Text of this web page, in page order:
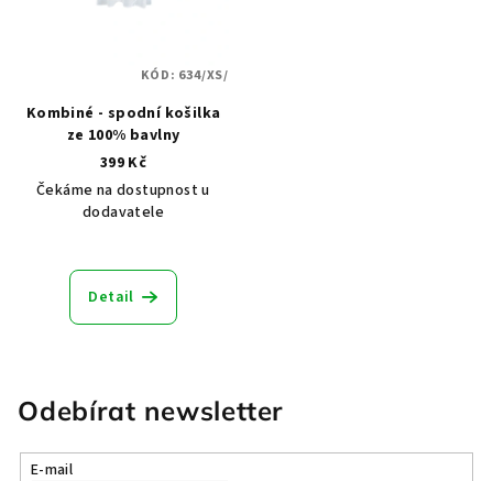
Kombiné - spodní košilka
ze 100% bavlny
399 Kč
Čekáme na dostupnost u
dodavatele
hodnocení
produktu
hvězdiček.
Detail
KÓD: 634/XS/
Odebírat newsletter
E-mail